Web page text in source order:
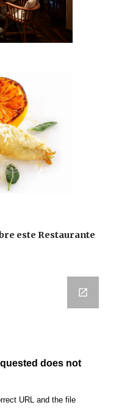
este Restaurante